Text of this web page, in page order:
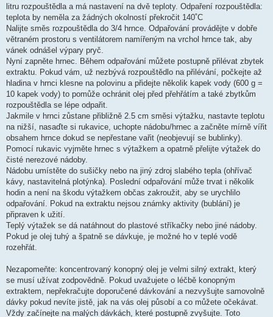
litru rozpouštědla a má nastavení na dvě teploty. Odpaření rozpouštědla:
teplota by neměla za žádných okolností překročit 140˚C
Nalijte směs rozpouštědla do 3/4 hrnce. Odpařování provádějte v dobře
větraném prostoru s ventilátorem namířeným na vrchol hrnce tak, aby
vánek odnášel výpary pryč.
Nyní zapněte hrnec. Během odpařování můžete postupně přilévat zbytek
extraktu. Pokud vám, už nezbývá rozpouštědlo na přilévání, počkejte až
hladina v hrnci klesne na polovinu a přidejte několik kapek vody (600 g =
10 kapek vody) to pomůže ochránit olej před přehřátím a také zbytkům
rozpouštědla se lépe odpařit.
Jakmile v hrnci zůstane přibližně 2.5 cm směsi výtažku, nastavte teplotu
na nižší, nasaďte si rukavice, uchopte nádobu/hrnec a začněte mírně vířit
obsahem hrnce dokud se nepřestane vařit (neobjevují se bublinky).
Pomocí rukavic vyjměte hrnec s výtažkem a opatrně přelijte výtažek do
čisté nerezové nádoby.
Nádobu umístěte do sušičky nebo na jiný zdroj slabého tepla (ohřívač
kávy, nastavitelná plotýnka). Poslední odpařování může trvat i několik
hodin a není na škodu výtažkem občas zakroužit, aby se urychlilo
odpařování. Pokud na extraktu nejsou známky aktivity (bublání) je
připraven k užití.
Teplý výtažek se dá natáhnout do plastové stříkačky nebo jiné nádoby.
Pokud je olej tuhý a špatně se dávkuje, je možné ho v teplé vodě
rozehřát.
Nezapomeňte: koncentrovaný konopný olej je velmi silný extrakt, který
se musí užívat zodpovědně. Pokud uvažujete o léčbě konopným
extraktem, nepřekračujte doporučené dávkování a nezvyšujte samovolně
dávky pokud nevíte jistě, jak na vás olej působí a co můžete očekávat.
Vždy začínejte na malých dávkách, které postupně zvyšujte. Toto